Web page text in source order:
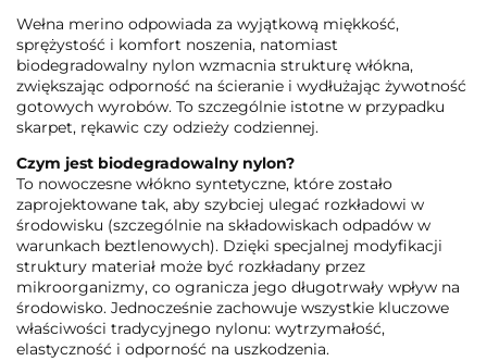
Wełna merino odpowiada za wyjątkową miękkość,
sprężystość i komfort noszenia, natomiast
biodegradowalny nylon wzmacnia strukturę włókna,
zwiększając odporność na ścieranie i wydłużając żywotność
gotowych wyrobów. To szczególnie istotne w przypadku
skarpet, rękawic czy odzieży codziennej.
Czym jest biodegradowalny nylon?
To nowoczesne włókno syntetyczne, które zostało
zaprojektowane tak, aby szybciej ulegać rozkładowi w
środowisku (szczególnie na składowiskach odpadów w
warunkach beztlenowych). Dzięki specjalnej modyfikacji
struktury materiał może być rozkładany przez
mikroorganizmy, co ogranicza jego długotrwały wpływ na
środowisko. Jednocześnie zachowuje wszystkie kluczowe
właściwości tradycyjnego nylonu: wytrzymałość,
elastyczność i odporność na uszkodzenia.